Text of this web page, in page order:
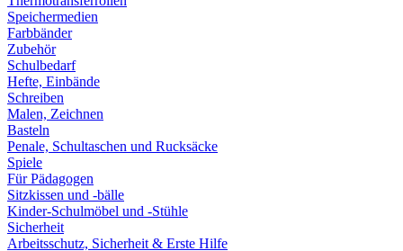
Speichermedien
Farbbänder
Zubehör
Schulbedarf
Hefte, Einbände
Schreiben
Malen, Zeichnen
Basteln
Penale, Schultaschen und Rucksäcke
Spiele
Für Pädagogen
Sitzkissen und -bälle
Kinder-Schulmöbel und -Stühle
Sicherheit
Arbeitsschutz, Sicherheit & Erste Hilfe